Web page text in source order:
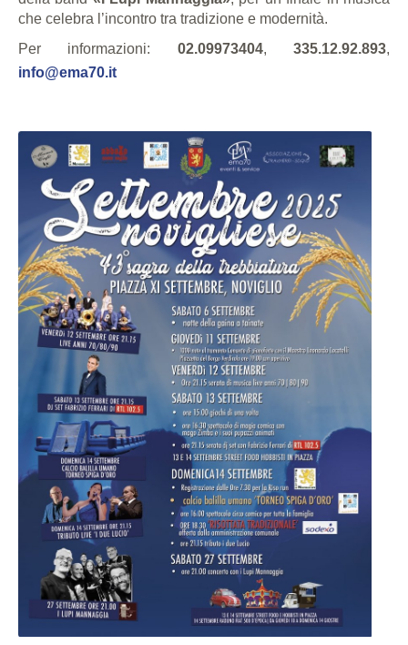
che celebra l’incontro tra tradizione e modernità.
Per informazioni: 02.09973404,335.12.92.893,
info@ema70.it